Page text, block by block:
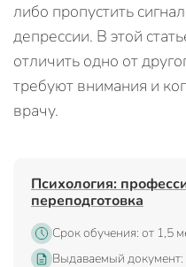
либо пропустить
депрессии. В этой
отличить одно от
требуют внимания и
врачу.
Психология:
переподготовка
Срок обучения: от 1,5
Выдаваемый